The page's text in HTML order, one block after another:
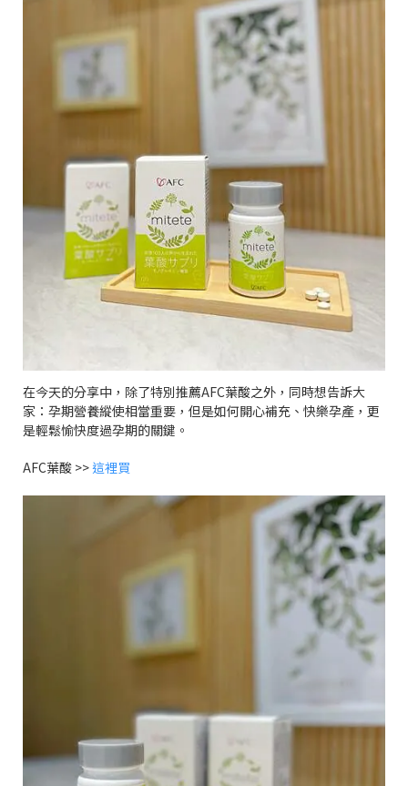
在今天的分享中，除了特別推薦AFC葉酸之外，同時想告訴大
家：孕期營養縱使相當重要，但是如何開心補充、快樂孕產，更
是輕鬆愉快度過孕期的關鍵。
AFC葉酸 >>這裡買